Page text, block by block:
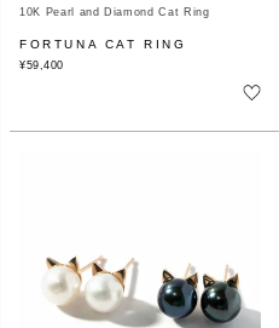
10K Pearl and Diamond Cat Ring
FORTUNA CAT RING
¥59,400